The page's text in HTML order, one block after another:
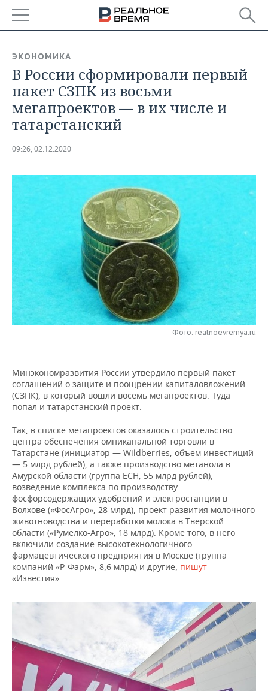
БАШКОРТОСТАН
ТАТАРСТАН
УДМУРТИЯ
НОВОСТИ
АНАЛИТИКА
НОВОСТИ АНАЛИТИКИ
ДЕКЛАРАЦИИ О ДОХОДАХ
КОРОЛИ ГОСЗАКАЗА ПФО
ВУЗЫ ТАТАРСТАНА
КОМУ ПРИНАДЛЕЖАТ
ТОРГОВЫЕ ЦЕНТРЫ
ЭКОНОМИКА
НОВОСТИ ЭКОНОМИКИ
ФИНАНСЫ
ИНВЕСТИЦИИ
ПРОМЫШЛЕННОСТЬ
НОВОСТИ
ПРОМЫШЛЕННОСТИ
МАШИНОСТРОЕНИЕ
НЕФТЕХИМИЯ
НЕФТЬ
ОПК
НЕДВИЖИМОСТЬ
НОВОСТИ НЕДВИЖИМОСТИ
НОВОСТИ АВТО
НОВОСТИ БИЗНЕСА
РОЗНИЧНАЯ ТОРГОВЛЯ
ТРАНСПОРТ
ТЕХНОЛОГИИ
НОВОСТИ ТЕХНОЛОГИЙ
ТЕЛЕКОММУНИКАЦИИ
МЕРОПРИЯТИЯ
НОВОСТИ МЕРОПРИЯТИЙ
БИЗНЕС-БРАНЧИ
ONLINE-КОНФЕРЕНЦИИ
ОТКРЫТАЯ ЛЕКЦИЯ
СПОРТ
ФУТБОЛ
ХОККЕЙ
БАСКЕТБОЛ
ВОЛЕЙБОЛ
КИБЕРСПОРТ
ФИГУРНОЕ КАТАНИЕ
ВОДНЫЕ ВИДЫ СПОРТА
ХОККЕЙ С МЯЧОМ
НОВОСТИ ОБЩЕСТВА
ВЛАСТЬ
ИНФРАСТРУКТУРА
ИСТОРИЯ
КУЛЬТУРА
МЕДИЦИНА
ОБРАЗОВАНИЕ
ПРОИСШЕСТВИЯ
ФОТОГАЛЕРЕЯ
СЮЖЕТЫ
СПРАВОЧНИК
СПИСОК ПЕРСОН
СПИСОК КОМПАНИЙ
ПОЛНАЯ ВЕРСИЯ
ЭКОНОМИКА
В России сформировали первый
пакет СЗПК из восьми
мегапроектов — в их числе и
татарстанский
09:26, 02.12.2020
Фото: realnoevremya.ru
Минэкономразвития России утвердило первый пакет
соглашений о защите и поощрении капиталовложений
(СЗПК), в который вошли восемь мегапроектов. Туда
попал и татарстанский проект.
Так, в списке мегапроектов оказалось строительство
центра обеспечения омниканальной торговли в
Татарстане (инициатор — Wildberries; объем инвестиций
— 5 млрд рублей), а также производство метанола в
Амурской области (группа ЕСН; 55 млрд рублей),
возведение комплекса по производству
фосфорсодержащих удобрений и электростанции в
Волхове («ФосАгро»; 28 млрд), проект развития молочного
животноводства и переработки молока в Тверской
области («Румелко-Агро»; 18 млрд). Кроме того, в него
включили создание высокотехнологичного
фармацевтического предприятия в Москве (группа
компаний «Р-Фарм»; 8,6 млрд) и другие, пишут
«Известия».